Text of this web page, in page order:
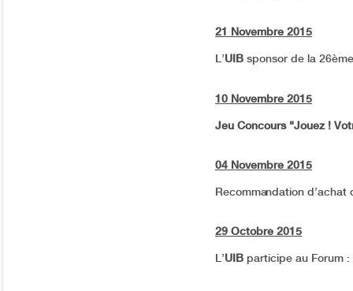
21 Novembre 2015
L’UIB sponsor de la
10 Novembre 2015
Jeu Concours "Jouez !
04 Novembre 2015
Recommandation
29 Octobre 2015
L’UIB participe au Forum :